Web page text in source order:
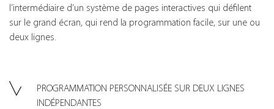
l’intermédiaire d’un système de pages interactives qui défilent
sur le grand écran, qui rend la programmation facile, sur une ou
deux lignes.
PROGRAMMATION PERSONNALISÉE SUR DEUX LIGNES
INDÉPENDANTES